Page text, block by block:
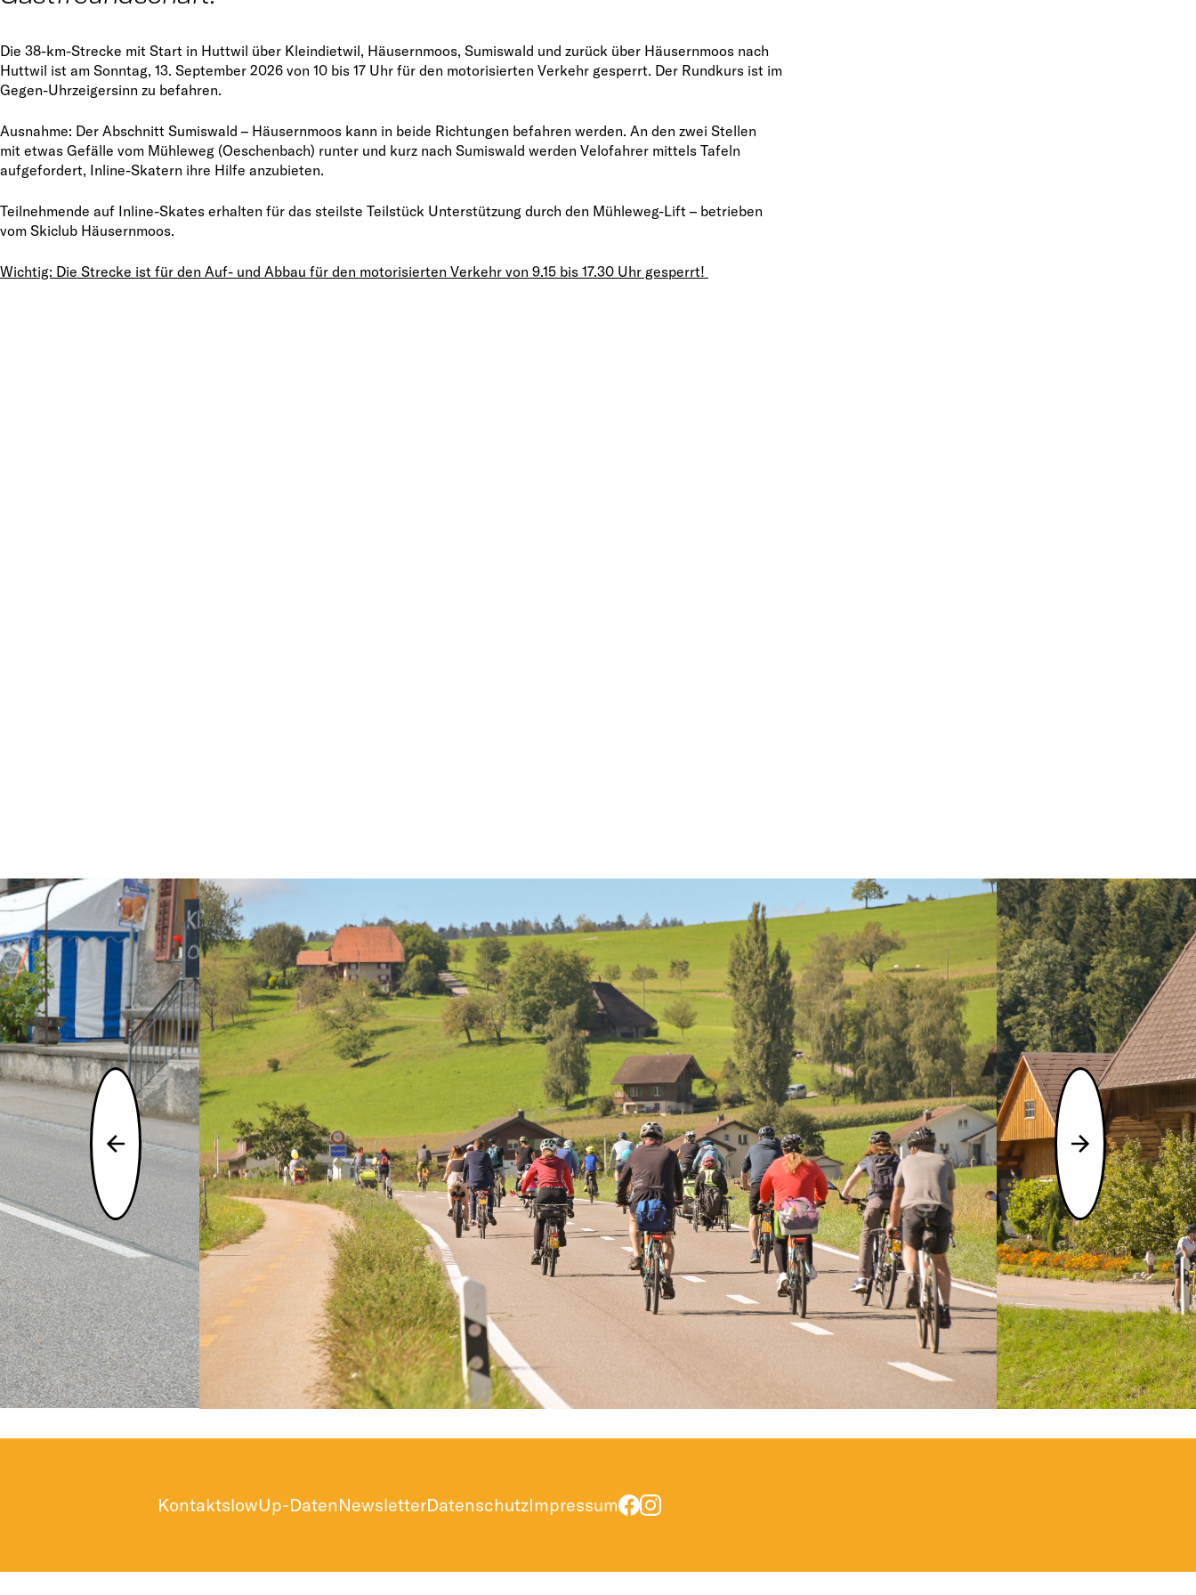
Die 38-km-Strecke mit Start in Huttwil über Kleindietwil, Häusernmoos, Sumiswald und zurück über Häusernmoos nach
Huttwil ist am Sonntag, 13. September 2026 von 10 bis 17 Uhr für den motorisierten Verkehr gesperrt. Der Rundkurs ist im
Gegen-Uhrzeigersinn zu befahren.
Ausnahme: Der Abschnitt Sumiswald – Häusernmoos kann in beide Richtungen befahren werden. An den zwei Stellen
mit etwas Gefälle vom Mühleweg (Oeschenbach) runter und kurz nach Sumiswald werden Velofahrer mittels Tafeln
aufgefordert, Inline-Skatern ihre Hilfe anzubieten.
Teilnehmende auf Inline-Skates erhalten für das steilste Teilstück Unterstützung durch den Mühleweg-Lift – betrieben
vom Skiclub Häusernmoos.
Wichtig: Die Strecke ist für den Auf- und Abbau für den motorisierten Verkehr von 9.15 bis 17.30 Uhr gesperrt!
KontaktslowUp-DatenNewsletterDatenschutzImpressum